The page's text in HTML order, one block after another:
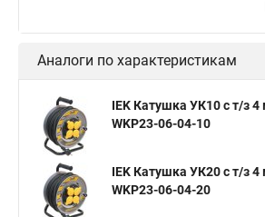
Аналоги по характеристикам
IEK Катушка УК10 с т/з 4
WKP23-06-04-10
IEK Катушка УК20 с т/з 4
WKP23-06-04-20